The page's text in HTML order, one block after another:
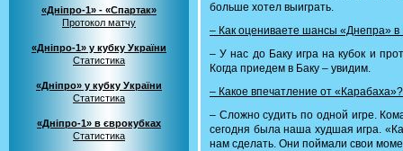
«Дніпро-1» - «Спартак»
Протокол матчу
«Дніпро-1» у кубку України
Статистика
«Дніпро» у кубку України
Статистика
«Дніпро-1» в єврокубках
Статистика
больше хотел выиграть.
– Как оцениваете шансы «Днепра» в
– У нас до Баку игра на кубок и
Когда приедем в Баку – увидим.
– Какое впечатление от
– Сложно судить по одной игре.
сегодня была наша худшая игра.
нам сделать. Они поймали свои